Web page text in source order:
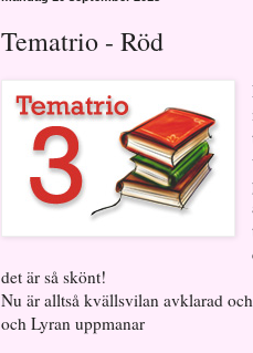
Tematrio - Röd
det är så skönt!
Nu är alltså kvällsvilan avklarad
och Lyran uppmanar